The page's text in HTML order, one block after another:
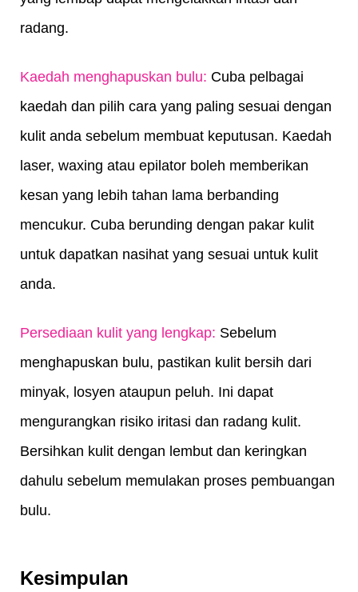
radang.
Kaedah menghapuskan bulu: Cuba pelbagai
kaedah dan pilih cara yang paling sesuai dengan
kulit anda sebelum membuat keputusan. Kaedah
laser, waxing atau epilator boleh memberikan
kesan yang lebih tahan lama berbanding
mencukur. Cuba berunding dengan pakar kulit
untuk dapatkan nasihat yang sesuai untuk kulit
anda.
Persediaan kulit yang lengkap: Sebelum
menghapuskan bulu, pastikan kulit bersih dari
minyak, losyen ataupun peluh. Ini dapat
mengurangkan risiko iritasi dan radang kulit.
Bersihkan kulit dengan lembut dan keringkan
dahulu sebelum memulakan proses pembuangan
bulu.
Kesimpulan